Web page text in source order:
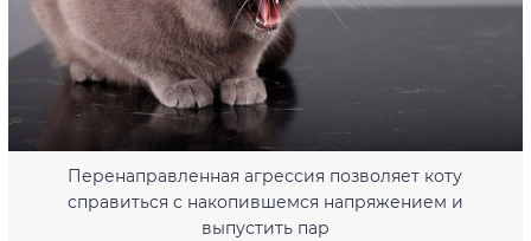
Перенаправленная агрессия позволяет коту
справиться с накопившемся напряжением и
выпустить пар